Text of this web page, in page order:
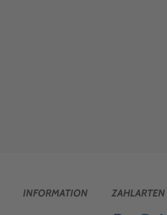
INFORMATION ZAHLARTEN